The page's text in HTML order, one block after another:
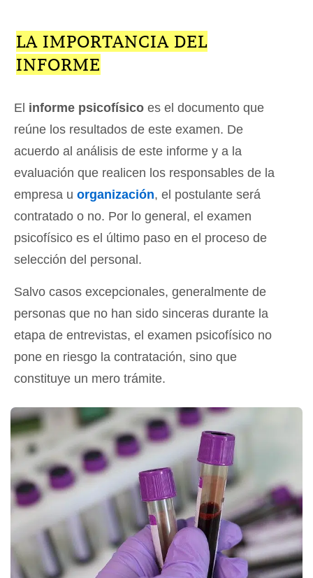
LA IMPORTANCIA DEL
INFORME
El informe psicofísico es el documento que
reúne los resultados de este examen. De
acuerdo al análisis de este informe y a la
evaluación que realicen los responsables de la
empresa u organización, el postulante será
contratado o no. Por lo general, el examen
psicofísico es el último paso en el proceso de
selección del personal.
Salvo casos excepcionales, generalmente de
personas que no han sido sinceras durante la
etapa de entrevistas, el examen psicofísico no
pone en riesgo la contratación, sino que
constituye un mero trámite.